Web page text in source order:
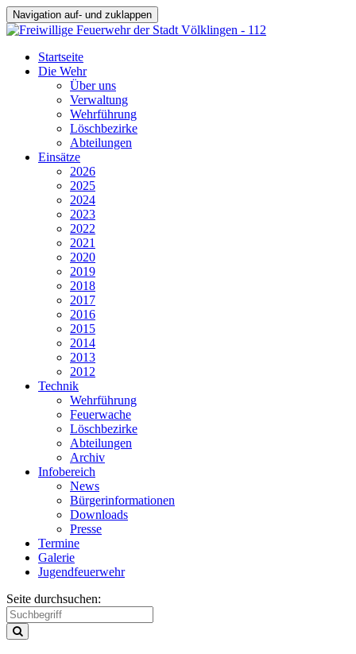
Navigation auf- und zuklappen
Startseite
Die Wehr
Über uns
Verwaltung
Wehrführung
Löschbezirke
Abteilungen
Einsätze
2026
2025
2024
2023
2022
2021
2020
2019
2018
2017
2016
2015
2014
2013
2012
Technik
Wehrführung
Feuerwache
Löschbezirke
Abteilungen
Archiv
Infobereich
News
Bürgerinformationen
Downloads
Presse
Termine
Galerie
Jugendfeuerwehr
Seite durchsuchen: